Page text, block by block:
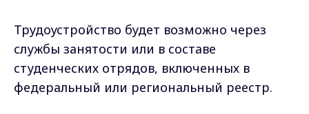
Трудоустройство будет возможно через
службы занятости или в составе
студенческих отрядов, включенных в
федеральный или региональный реестр.